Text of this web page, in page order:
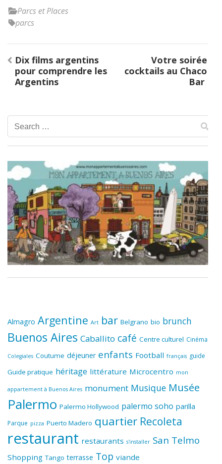
Parcs et Places
parcs
Post
navigation
Dix films argentins
pour comprendre les
Argentins
Votre soirée
cocktails au Chaco
Bar
Search
for:
Almagro Argentine Art bar Belgrano bio brunch
Buenos Aires Caballito café Centre culturel Cinéma
Colegiales Coutume déjeuner enfants Football français guide
Guide pratique héritage littérature Microcentro mon
appartement à Buenos Aires monument Musique Musée
Palermo Palermo Hollywood palermo soho parilla
Parque pizza Puerto Madero quartier Recoleta
restaurant restaurants s'installer San Telmo
Shopping Tango terrasse Top viande